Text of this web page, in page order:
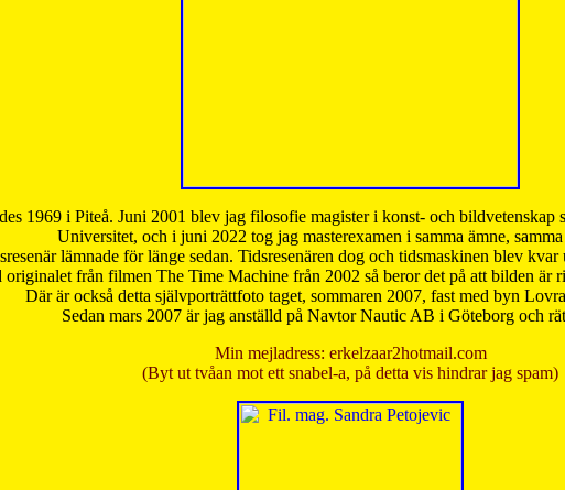
1969 i Piteå. Juni 2001 blev jag filosofie magister i konst- och
Universitet, och i juni 2022 tog jag masterexamen i samma ämne,
lämnade för länge sedan. Tidsresenären dog och tidsmaskinen blev
från filmen The Time Machine från 2002 så beror det på att bilden
Där är också detta självporträttfoto taget, sommaren 2007, fast med byn
Sedan mars 2007 är jag anställd på Navtor Nautic AB i Göteborg och
Min mejladress: erkelzaar2hotmail.com
(Byt ut tvåan mot ett snabel-a, på detta vis hindrar jag spam)